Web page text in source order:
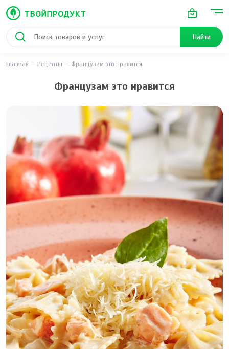
Найти
Главная Рецепты Французам это нравится
Французам это нравится